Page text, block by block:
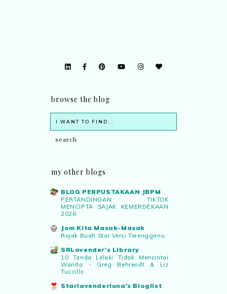
browse the blog
my other blogs
BLOG PERPUSTAKAAN JBPM
PERTANDINGAN TIKTOK
MENCIPTA SAJAK KEMERDEKAAN
2026
Jom Kita Masak-Masak
Rojak Buah Stor Versi Terengganu
SRLavender's Library
10 Tanda Lelaki Tidak Mencintai
Wanita - Greg Behrendt & Liz
Tuccillo
Starlavenderluna's Bloglist